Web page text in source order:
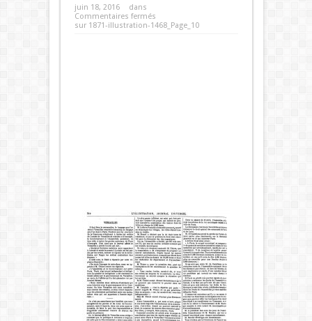
juin 18, 2016
dans
Commentaires fermés
sur 1871-illustration-1468_Page_10